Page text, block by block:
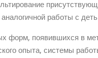
работы с
форм, появившихся в
опыта, системы